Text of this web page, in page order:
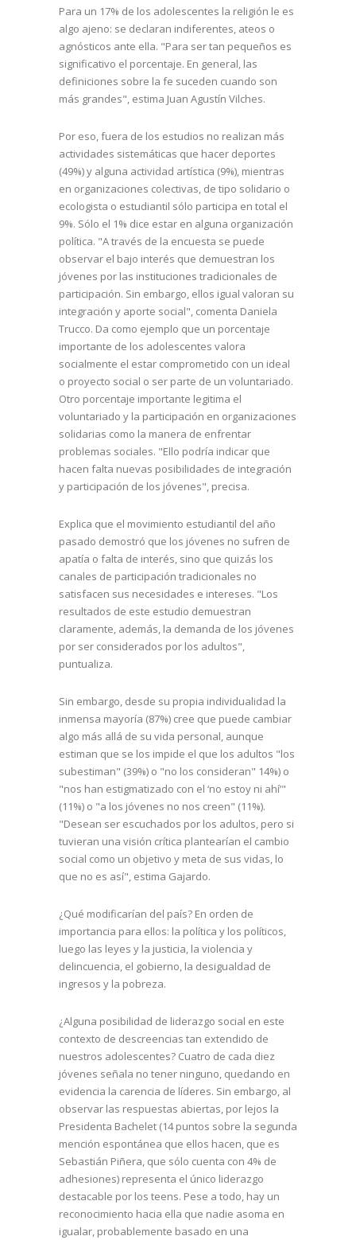
Para un 17% de los adolescentes la religión le es
algo ajeno: se declaran indiferentes, ateos o
agnósticos ante ella. "Para ser tan pequeños es
significativo el porcentaje. En general, las
definiciones sobre la fe suceden cuando son
más grandes", estima Juan Agustín Vilches.
Por eso, fuera de los estudios no realizan más
actividades sistemáticas que hacer deportes
(49%) y alguna actividad artística (9%), mientras
en organizaciones colectivas, de tipo solidario o
ecologista o estudiantil sólo participa en total el
9%. Sólo el 1% dice estar en alguna organización
política. "A través de la encuesta se puede
observar el bajo interés que demuestran los
jóvenes por las instituciones tradicionales de
participación. Sin embargo, ellos igual valoran su
integración y aporte social", comenta Daniela
Trucco. Da como ejemplo que un porcentaje
importante de los adolescentes valora
socialmente el estar comprometido con un ideal
o proyecto social o ser parte de un voluntariado.
Otro porcentaje importante legitima el
voluntariado y la participación en organizaciones
solidarias como la manera de enfrentar
problemas sociales. "Ello podría indicar que
hacen falta nuevas posibilidades de integración
y participación de los jóvenes", precisa.
Explica que el movimiento estudiantil del año
pasado demostró que los jóvenes no sufren de
apatía o falta de interés, sino que quizás los
canales de participación tradicionales no
satisfacen sus necesidades e intereses. "Los
resultados de este estudio demuestran
claramente, además, la demanda de los jóvenes
por ser considerados por los adultos",
puntualiza.
Sin embargo, desde su propia individualidad la
inmensa mayoría (87%) cree que puede cambiar
algo más allá de su vida personal, aunque
estiman que se los impide el que los adultos "los
subestiman" (39%) o "no los consideran" 14%) o
"nos han estigmatizado con el ‘no estoy ni ahí’"
(11%) o "a los jóvenes no nos creen" (11%).
"Desean ser escuchados por los adultos, pero si
tuvieran una visión crítica plantearían el cambio
social como un objetivo y meta de sus vidas, lo
que no es así", estima Gajardo.
¿Qué modificarían del país? En orden de
importancia para ellos: la política y los políticos,
luego las leyes y la justicia, la violencia y
delincuencia, el gobierno, la desigualdad de
ingresos y la pobreza.
¿Alguna posibilidad de liderazgo social en este
contexto de descreencias tan extendido de
nuestros adolescentes? Cuatro de cada diez
jóvenes señala no tener ninguno, quedando en
evidencia la carencia de líderes. Sin embargo, al
observar las respuestas abiertas, por lejos la
Presidenta Bachelet (14 puntos sobre la segunda
mención espontánea que ellos hacen, que es
Sebastián Piñera, que sólo cuenta con 4% de
adhesiones) representa el único liderazgo
destacable por los teens. Pese a todo, hay un
reconocimiento hacia ella que nadie asoma en
igualar, probablemente basado en una